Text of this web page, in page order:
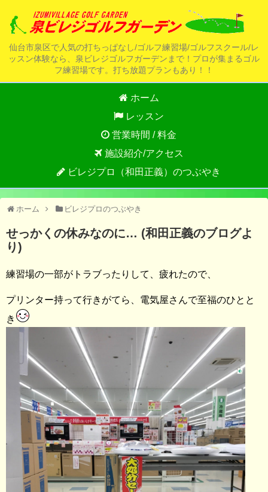
仙台市泉区で人気の打ちっぱなし/ゴルフ練習場/ゴルフスクール/レ
ッスン体験なら、泉ビレジゴルフガーデンまで！プロが集まるゴル
フ練習場です。打ち放題プランもあり！！
ホーム
レッスン
営業時間 / 料金
施設紹介/アクセス
ビレジプロ（和田正義）のつぶやき
ホーム ビレジプロのつぶやき
せっかくの休みなのに… (和田正義のブログよ
り)
練習場の一部がトラブったりして、疲れたので、
プリンター持って行きがてら、電気屋さんで至福のひとと
き